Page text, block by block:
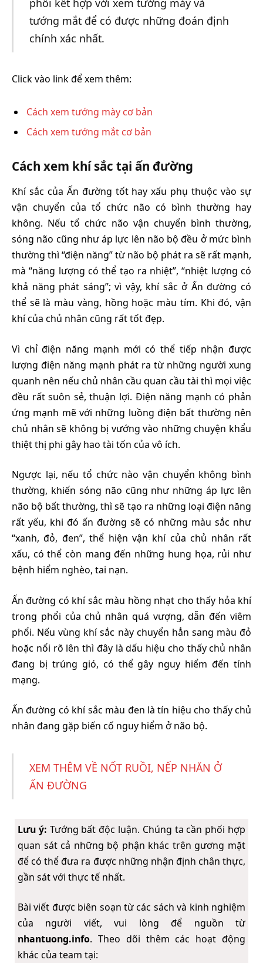
tướng mắt để có được những đoán định
chính xác nhất.
Click vào link để xem thêm:
Cách xem tướng mày cơ bản
Cách xem tướng mắt cơ bản
Cách xem khí sắc tại ấn đường
Khí sắc của Ấn đường tốt hay xấu phụ thuộc vào sự
vận chuyển của tổ chức não có bình thường hay
không. Nếu tổ chức não vận chuyển bình thường,
sóng não cũng như áp lực lên não bộ đều ở mức bình
thường thì “điện năng” từ não bộ phát ra sẽ rất mạnh,
mà “năng lượng có thể tạo ra nhiệt”, “nhiệt lượng có
khả năng phát sáng”; vì vậy, khí sắc ở Ấn đường có
thể sẽ là màu vàng, hồng hoặc màu tím. Khi đó, vận
khí của chủ nhân cũng rất tốt đẹp.
Vì chỉ điện năng mạnh mới có thể tiếp nhận được
lượng điện năng mạnh phát ra từ những người xung
quanh nên nếu chủ nhân cầu quan cầu tài thì mọi việc
đều rất suôn sẻ, thuận lợi. Điện năng mạnh có phản
ứng mạnh mẽ với những luồng điện bất thường nên
chủ nhân sẽ không bị vướng vào những chuyện khẩu
thiệt thị phi gây hao tài tốn của vô ích.
Ngược lại, nếu tổ chức nào vận chuyển không bình
thường, khiến sóng não cũng như những áp lực lên
não bộ bất thường, thì sẽ tạo ra những loại điện năng
rất yếu, khi đó ấn đường sẽ có những màu sắc như
“xanh, đỏ, đen”, thể hiện vận khí của chủ nhân rất
xấu, có thể còn mang đến những hung họa, rủi như
bệnh hiểm nghèo, tai nạn.
Ấn đường có khí sắc màu hồng nhạt cho thấy hỏa khí
trong phổi của chủ nhân quá vượng, dẫn đến viêm
phổi. Nếu vùng khí sắc này chuyển hẳn sang màu đỏ
hoặc nổi rõ lên thì đây là dấu hiệu cho thấy chủ nhân
đang bị trúng gió, có thể gây nguy hiểm đến tính
mạng.
Ấn đường có khí sắc màu đen là tín hiệu cho thấy chủ
nhân đang gặp biến cố nguy hiểm ở não bộ.
XEM THÊM VỀ NỐT RUỒI, NẾP NHĂN Ở
ẤN ĐƯỜNG
Lưu ý: Tướng bất độc luận. Chúng ta cần phối hợp
quan sát cả những bộ phận khác trên gương mặt
để có thể đưa ra được những nhận định chân thực,
gần sát với thực tế nhất.
Bài viết được biên soạn từ các sách và kinh nghiệm
của người viết, vui lòng để nguồn từ
nhantuong.info. Theo dõi thêm các hoạt động
khác của team tại: